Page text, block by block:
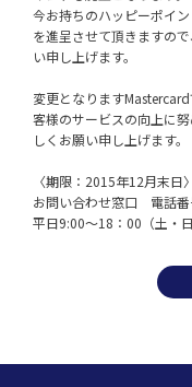
今お持ちのハッピーポイ
を進呈させて頂きますの
い申し上げます。
変更となります
客様のサービスの向上に
しくお願い申し上げます。
〈期限：2015年12月末日〉
お問い合わせ窓口　電話
平日9:00～18：00（土・